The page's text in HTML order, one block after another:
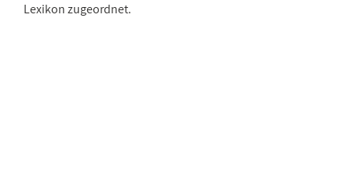
Lexikon zugeordnet.